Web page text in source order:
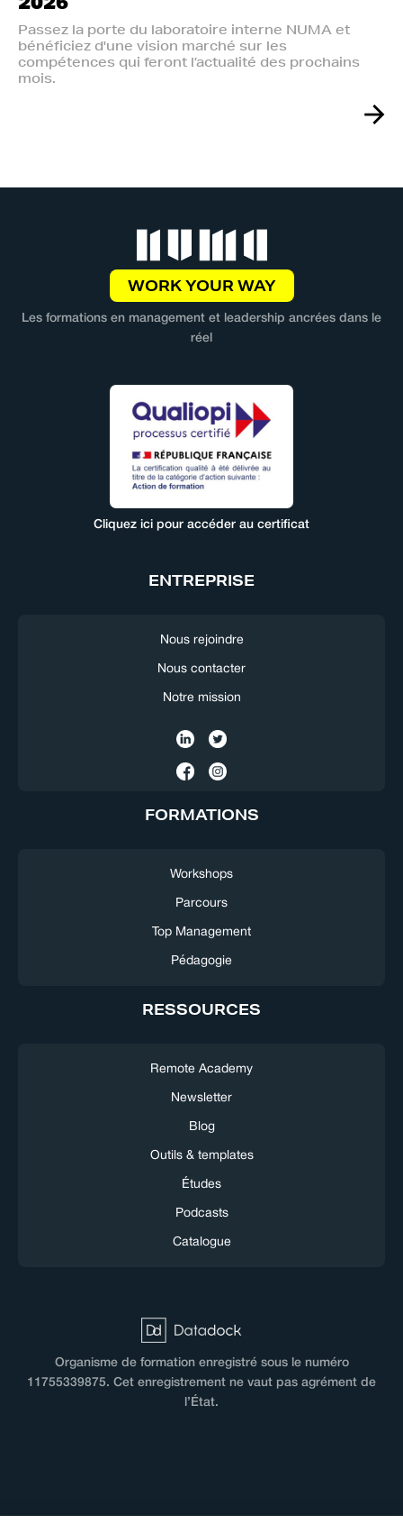
Passez la porte du laboratoire interne NUMA et
bénéficiez d'une vision marché sur les
compétences qui feront l’actualité des prochains
mois.
WORK YOUR WAY
Les formations en management et leadership ancrées dans le
réel
Cliquez ici pour accéder au certificat
ENTREPRISE
Nous rejoindre
Nous contacter
Notre mission
FORMATIONS
Workshops
Parcours
Top Management
Pédagogie
RESSOURCES
Remote Academy
Newsletter
Blog
Outils & templates
Études
Podcasts
Catalogue
Organisme de formation enregistré sous le numéro
11755339875. Cet enregistrement ne vaut pas agrément de
l’État.